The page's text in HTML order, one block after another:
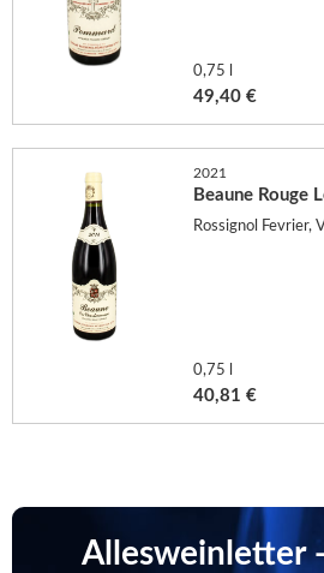
0,75 l
49,40 €
2021
Beaune Rouge
Rossignol Fevrier,
0,75 l
40,81 €
Allesweinletter